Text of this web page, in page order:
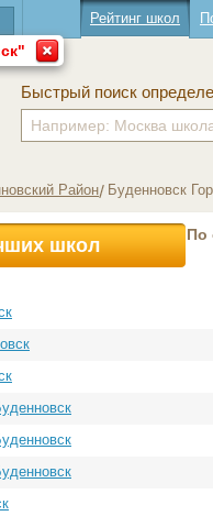
Рейтинг школ
Быстрый поиск
Район Буденновск
школ По